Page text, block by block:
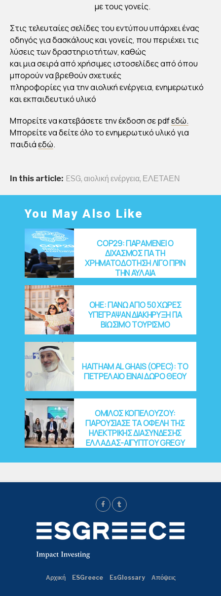
ΕΡΓ
ΕΙΑ
Αυγου
με τους γονείς.
Στις τελευταίες σελίδες του εντύπου υπάρχει ένας
οδηγός για δασκάλους και γονείς, που περιέχει τις
λύσεις των δραστηριοτήτων, καθώς
και μια σειρά από χρήσιμες ιστοσελίδες από όπου
μπορούν να βρεθούν σχετικές
πληροφορίες για την αιολική ενέργεια, ενημερωτικό
και εκπαιδευτικό υλικό
Μπορείτε να κατεβάσετε την έκδοση σε pdfεδώ.
Μπορείτε να δείτε όλο το ενημερωτικό υλικό για
παιδιάεδώ.
In this article: ESG, αιολική ενέργεια, ΕΛΕΤΑΕΝ
You May Also Like
COP29: ΠΑΡΑΜΕΝΕΙ Ο
ΔΙΧΑΣΜΟΣ ΓΙΑ ΤΗ
ΧΡΗΜΑΤΟΔΟΤΗΣΗ ΛΙΓΟ ΠΡΙΝ
ΤΗΝ ΑΥΛΑΙΑ
OHE: ΠΑΝΩ ΑΠΟ 50 ΧΩΡΕΣ
ΥΠΕΓΡΑΨΑΝ ΔΙΑΚΗΡΥΞΗ ΓΙΑ
ΒΙΩΣΙΜΟ ΤΟΥΡΙΣΜΟ
HAITHAM AL GHAIS (OPEC): ΤΟ
ΠΕΤΡΕΛΑΙΟ ΕΙΝΑΙ ΔΩΡΟ ΘΕΟΥ
ΟΜΙΛΟΣ ΚΟΠΕΛΟΥΖΟΥ:
ΠΑΡΟΥΣΙΑΣΕ ΤΑ ΟΦΕΛΗ ΤΗΣ
ΗΛΕΚΤΡΙΚΗΣ ΔΙΑΣΥΝΔΕΣΗΣ
ΕΛΛΑΔΑΣ-ΑΙΓΥΠΤΟΥ GREGY
Αρχική ESGreece EsGlossary Απόψεις